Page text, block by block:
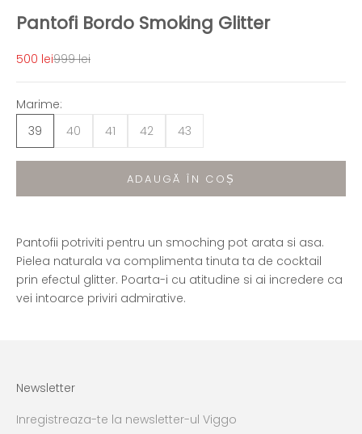
Pantofi Bordo Smoking Glitter
Preț redus
500 leiPreț normal
999 lei
Marime:
39
40 41 42 43
ADAUGĂ ÎN COȘ
Pantofii potriviti pentru un smoching pot arata si asa.
Pielea naturala va complimenta tinuta ta de cocktail
prin efectul glitter. Poarta-i cu atitudine si ai incredere ca
vei intoarce priviri admirative.
Newsletter
Inregistreaza-te la newsletter-ul Viggo